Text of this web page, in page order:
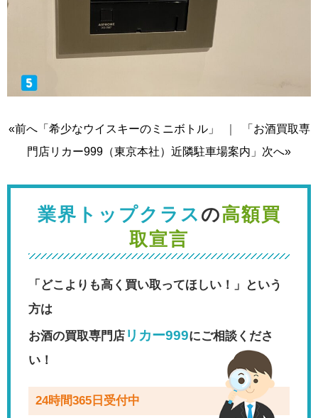
«前へ「希少なウイスキーのミニボトル」
「お酒買取専
門店リカー999（東京本社）近隣駐車場案内」次へ»
業界トップクラス の高額買
取宣言
「どこよりも高く買い取ってほしい！」という
方は
お酒の買取専門店 リカー999にご相談くださ
い！
24時間365日受付中